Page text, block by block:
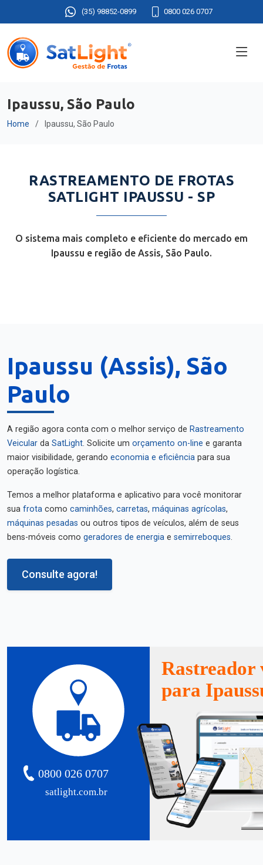
(35) 98852-0899 0800 026 0707
Ipaussu, São Paulo
Home Ipaussu, São Paulo
RASTREAMENTO DE FROTAS
SATLIGHT IPAUSSU - SP
O sistema mais completo e eficiente do mercado em
Ipaussu e região de Assis, São Paulo.
Ipaussu (Assis), São
Paulo
A região agora conta com o melhor serviço de Rastreamento
Veicular da SatLight. Solicite um orçamento on-line e garanta
maior visibilidade, gerando economia e eficiência para sua
operação logística.
Temos a melhor plataforma e aplicativo para você monitorar
sua frota como caminhões, carretas, máquinas agrícolas,
máquinas pesadas ou outros tipos de veículos, além de seus
bens-móveis como geradores de energia e semirreboques.
Consulte agora!
satlight.com.br
0800 026 0707
Rastreador
para